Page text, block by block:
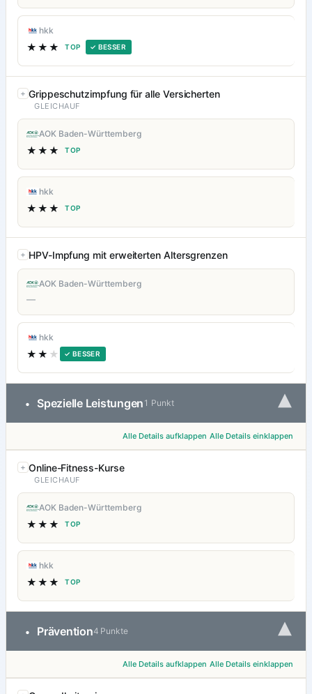
hkk
★★★ TOP ✓ BESSER
Grippeschutzimpfung für alle Versicherten
GLEICHAUF
AOK Baden-Württemberg
★★★ TOP
hkk
★★★ TOP
HPV-Impfung mit erweiterten Altersgrenzen
AOK Baden-Württemberg
—
hkk
★★ ★ ✓ BESSER
• Spezielle Leistungen 1 Punkt ▾
Alle Details aufklappen Alle Details einklappen
Online-Fitness-Kurse
GLEICHAUF
AOK Baden-Württemberg
★★★ TOP
hkk
★★★ TOP
• Prävention4 Punkte ▾
Alle Details aufklappen Alle Details einklappen